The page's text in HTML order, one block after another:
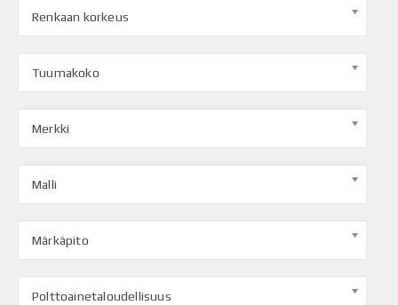
Renkaan korkeus
Tuumakoko
Merkki
Malli
Märkäpito
Polttoainetaloudellisuus